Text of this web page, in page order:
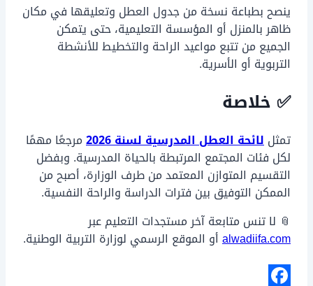
ينصح بطباعة نسخة من جدول العطل وتعليقها في مكان
ظاهر بالمنزل أو المؤسسة التعليمية، حتى يتمكن
الجميع من تتبع مواعيد الراحة والتخطيط للأنشطة
التربوية أو الأسرية.
✅ خلاصة
تمثللائحة العطل المدرسية لسنة 2026
مرجعًا مهمًا
لكل فئات المجتمع المرتبطة بالحياة المدرسية. وبفضل
التقسيم المتوازن المعتمد من طرف الوزارة، أصبح من
الممكن التوفيق بين فترات الدراسة والراحة النفسية.
📎 لا تنس متابعة آخر مستجدات التعليم عبر
alwadiifa.comأو الموقع الرسمي لوزارة التربية الوطنية.